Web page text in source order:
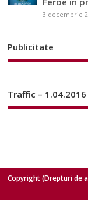
3 decembrie
Publicitate
Traffic – 1.04.2016
Copyright (Drepturi de